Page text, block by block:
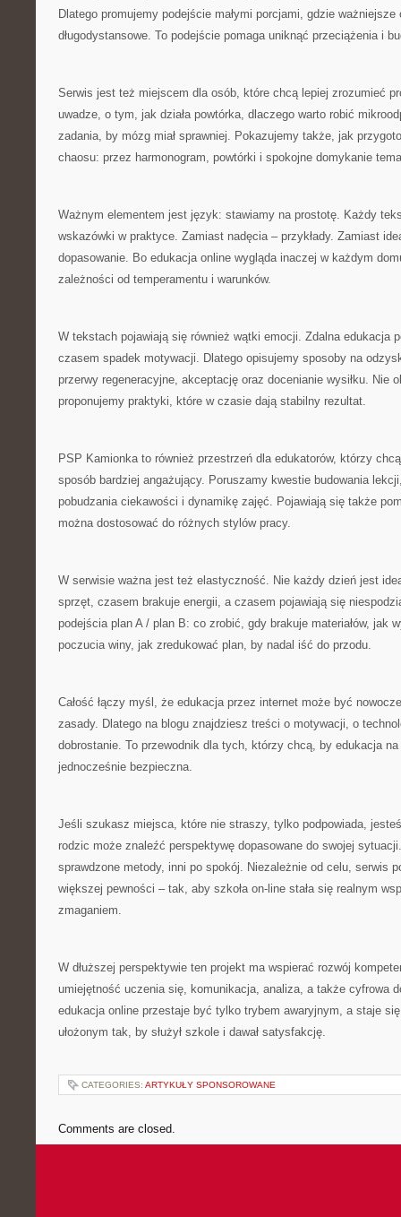
Dlatego promujemy podejście małymi porcjami, gdzie
długodystansowe. To podejście pomaga uniknąć przeciążenia i
Serwis jest też miejscem dla osób, które chcą lepiej zrozumieć
uwadze, o tym, jak działa powtórka, dlaczego warto robić
zadania, by mózg miał sprawniej. Pokazujemy także, jak
chaosu: przez harmonogram, powtórki i spokojne domykanie
Ważnym elementem jest język: stawiamy na prostotę. Każdy
wskazówki w praktyce. Zamiast nadęcia – przykłady. Zamiast
dopasowanie. Bo edukacja online wygląda inaczej w każdym
zależności od temperamentu i warunków.
W tekstach pojawiają się również wątki emocji. Zdalna edukacja
czasem spadek motywacji. Dlatego opisujemy sposoby na
przerwy regeneracyjne, akceptację oraz docenianie wysiłku. Nie
proponujemy praktyki, które w czasie dają stabilny rezultat.
PSP Kamionka to również przestrzeń dla edukatorów, którzy
sposób bardziej angażujący. Poruszamy kwestie budowania
pobudzania ciekawości i dynamikę zajęć. Pojawiają się także
można dostosować do różnych stylów pracy.
W serwisie ważna jest też elastyczność. Nie każdy dzień jest
sprzęt, czasem brakuje energii, a czasem pojawiają się
podejścia plan A / plan B: co zrobić, gdy brakuje materiałów, jak
poczucia winy, jak zredukować plan, by nadal iść do przodu.
Całość łączy myśl, że edukacja przez internet może być
zasady. Dlatego na blogu znajdziesz treści o motywacji, o
dobrostanie. To przewodnik dla tych, którzy chcą, by edukacja na
jednocześnie bezpieczna.
Jeśli szukasz miejsca, które nie straszy, tylko podpowiada,
rodzic może znaleźć perspektywę dopasowane do swojej
sprawdzone metody, inni po spokój. Niezależnie od celu, serwis
większej pewności – tak, aby szkoła on-line stała się realnym
zmaganiem.
W dłuższej perspektywie ten projekt ma wspierać rozwój
umiejętność uczenia się, komunikacja, analiza, a także cyfrowa
edukacja online przestaje być tylko trybem awaryjnym, a staje
ułożonym tak, by służył szkole i dawał satysfakcję.
CATEGORIES: ARTYKUŁY SPONSOROWANE
Comments are closed.